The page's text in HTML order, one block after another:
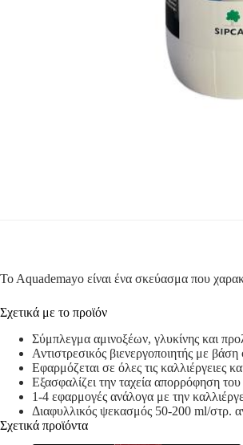
To Aquademayo είναι ένα σκεύασμα που
Σχετικά με το προϊόν
Σύμπλεγμα αμινοξέων, γλυκίνης και
Αντιστρεσικός βιενεργοποιητής με
Εφαρμόζεται σε όλες τις καλλιέργειες
Εξασφαλίζει την ταχεία απορρόφηση
1-4 εφαρμογές ανάλογα με την
Διαφυλλικός ψεκασμός 50-200 ml/στρ.
Σχετικά προϊόντα